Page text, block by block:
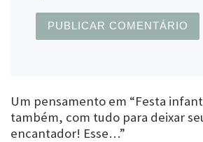
Um pensamento em “Festa
também, com tudo para deixar
encantador! Esse…”